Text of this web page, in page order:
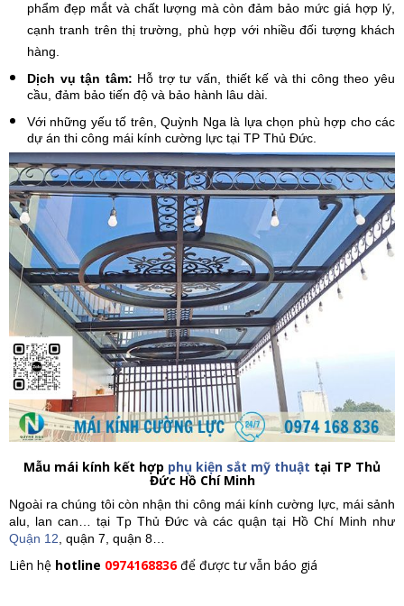
phẩm đẹp mắt và chất lượng mà còn đảm bảo mức giá hợp lý,
cạnh tranh trên thị trường, phù hợp với nhiều đối tượng khách
hàng.
Dịch vụ tận tâm: Hỗ trợ tư vấn, thiết kế và thi công theo yêu
cầu, đảm bảo tiến độ và bảo hành lâu dài.
Với những yếu tố trên, Quỳnh Nga là lựa chọn phù hợp cho các
dự án thi công mái kính cường lực tại TP Thủ Đức.
Mẫu mái kính kết hợp phụ kiện sắt mỹ thuật tại TP Thủ
Đức Hồ Chí Minh
Ngoài ra chúng tôi còn nhận thi công mái kính cường lực, mái sảnh
alu, lan can… tại Tp Thủ Đức và các quận tại Hồ Chí Minh như
Quận 12 , quận 7, quận 8…
Liên hệ hotline 0974168836 để được tư vẫn báo giá